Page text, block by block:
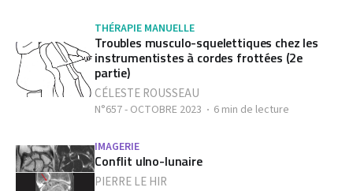
THÉRAPIE MANUELLE
Troubles musculo-squelettiques chez les
instrumentistes à cordes frottées (2e
partie)
CÉLESTE ROUSSEAU
N°657 - OCTOBRE 2023 6 min de lecture
IMAGERIE
Conflit ulno-lunaire
PIERRE LE HIR